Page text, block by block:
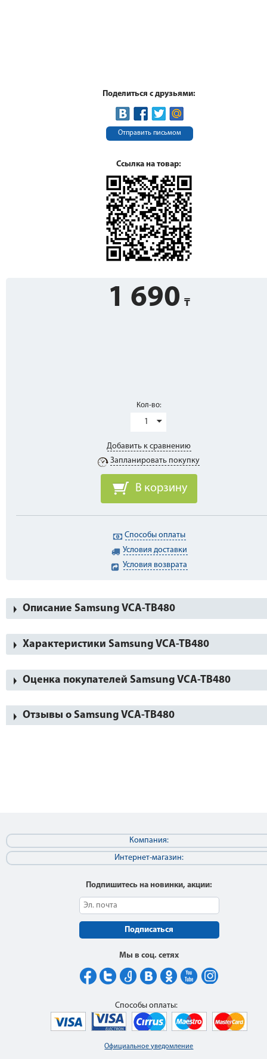
Поделиться с друзьями:
Отправить письмом
Ссылка на товар:
1 690
Кол-во:
1
Добавить к сравнению
Запланировать покупку
В корзину
Способы оплаты
Условия доставки
Условия возврата
Описание Samsung VCA-TB480
Характеристики Samsung VCA-TB480
Оценка покупателей Samsung VCA-TB480
Отзывы о Samsung VCA-TB480
Компания:
Интернет-магазин:
Подпишитесь на новинки, акции:
Подписаться
Мы в соц. сетях
Официальное уведомление
Способы оплаты: